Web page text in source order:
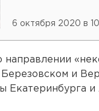
6 октября 2020 в
направлении
и
Екатеринбурга и